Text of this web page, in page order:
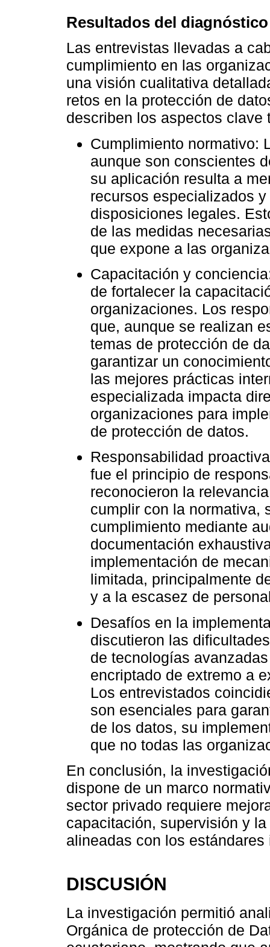
Resultados del
Las entrevistas llevadas a
cumplimiento en las
una visión cualitativa
retos en la protección de
describen los aspectos clave
Cumplimiento normativo:
aunque son conscientes
su aplicación resulta a
recursos especializados
disposiciones legales.
de las medidas
que expone a las
Capacitación y
de fortalecer la
organizaciones. Los
que, aunque se realizan
temas de protección de
garantizar un
las mejores prácticas
especializada impacta
organizaciones para
de protección de datos.
Responsabilidad
fue el principio de
reconocieron la
cumplir con la normativa,
cumplimiento mediante
documentación
implementación de
limitada, principalmente
y a la escasez de
Desafíos en la
discutieron las
de tecnologías
encriptado de extremo a
Los entrevistados
son esenciales para
de los datos, su
que no todas las
En conclusión, la
dispone de un marco
sector privado requiere
capacitación, supervisión y
alineadas con los
DISCUSIÓN
La investigación permitió
Orgánica de protección de